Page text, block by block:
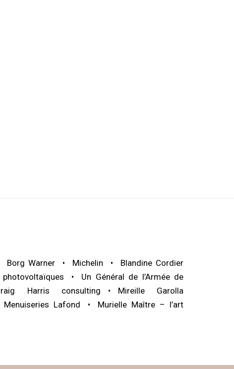
Borg Warner Michelin
Blandine Cordier
Un Général de l’Armée de
Harris consulting
Mireille Garolla
Menuiseries Lafond
Murielle Maître – l’art